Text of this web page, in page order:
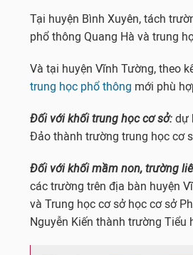
Tại huyện Bình Xuyên, tách
phổ thông Quang Hà và trung
Và tại huyện Vĩnh Tường, theo
trung học phổ thông mới phù
Đối với khối trung học cơ sở: dự
Đảo thành trường trung học cơ
Đối với khối mầm non, trường
các trường trên địa bàn huyện
và Trung học cơ sở học cơ sở
Nguyễn Kiến thành trường Tiểu